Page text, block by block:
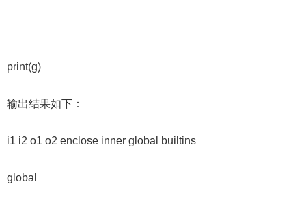
print(g)
输出结果如下：
i1 i2 o1 o2 enclose inner global builtins
global